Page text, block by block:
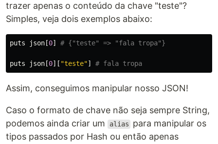
trazer apenas o conteúdo da chave "teste"?
Simples, veja dois exemplos abaixo:
puts json [0] # {"teste" => "fala tropa"}
puts json [0][ "teste"] # fala tropa
Assim, conseguimos manipular nosso JSON!
Caso o formato de chave não seja sempre String,
podemos ainda criar um
alias
para manipular os
tipos passados por Hash ou então apenas